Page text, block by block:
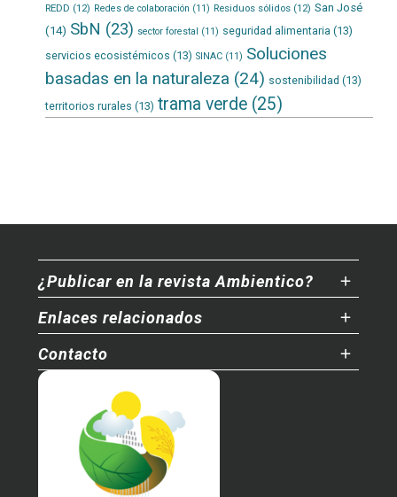
REDD (12) Redes de colaboración (11) Residuos sólidos(12) San José
(14) SbN (23) sector forestal (11) seguridad alimentaria (13)
servicios ecosistémicos (13) SINAC(11) Soluciones
basadas en la naturaleza (24) sostenibilidad (13)
territorios rurales (13) trama verde(25)
¿Publicar en la revista Ambientico?
Enlaces relacionados
Contacto